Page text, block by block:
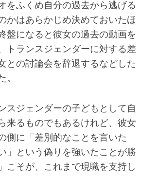
をふくめ自分の過去から逃げる
かはあらかじめ決めておいたほ
盤になると彼女の過去の動画を
トランスジェンダーに対する差
との討論会を辞退するなどした
スジェンダーの子どもとして自
来るものでもあるけれど、彼女
側に「差別的なことを言いた
」という偽りを強いたことが勝
こそが、これまで現職を支持し